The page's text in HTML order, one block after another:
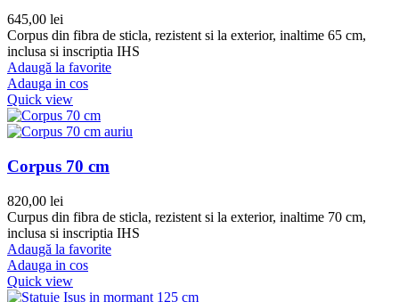
645,00 lei
Corpus din fibra de sticla, rezistent si la exterior, inaltime 65 cm,
inclusa si inscriptia IHS
Adaugă la favorite
Adauga in cos
Quick view
Corpus 70 cm
820,00 lei
Curpus din fibra de sticla, rezistent si la exterior, inaltime 70 cm,
inclusa si inscriptia IHS
Adaugă la favorite
Adauga in cos
Quick view